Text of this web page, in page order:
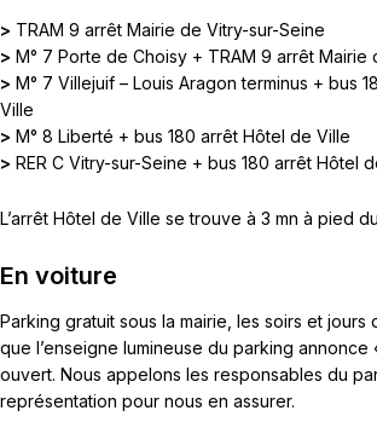
> TRAM 9 arrêt Mairie de Vitry-sur-Seine
> M° 7 Porte de Choisy + TRAM 9 arrêt Mairie
> M° 7 Villejuif – Louis Aragon terminus + bus
Ville
> M° 8 Liberté + bus 180 arrêt Hôtel de Ville
> RER C Vitry-sur-Seine + bus 180 arrêt Hôtel
L’arrêt Hôtel de Ville se trouve à 3 mn à pied
En voiture
Parking gratuit sous la mairie, les soirs et jours
que l’enseigne lumineuse du parking annonce
ouvert. Nous appelons les responsables du
représentation pour nous en assurer.